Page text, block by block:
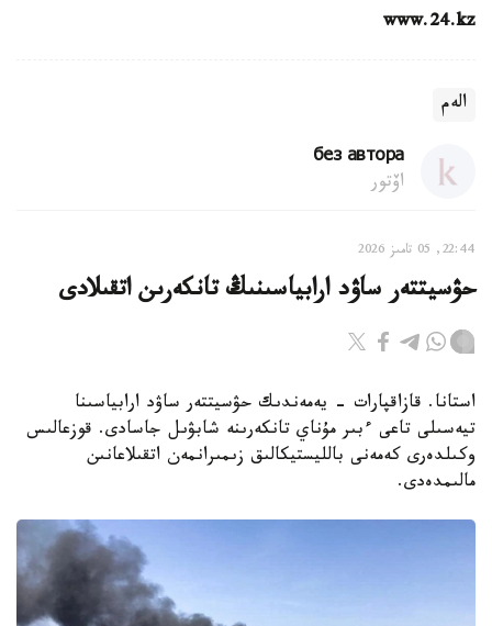
www.24.kz
الەم
без автора
اۆتور
22:44, 05 تامىز 2026
حۋسيتتەر ساۋد ارابياسىنىڭ تانكەرىن اتقىلادى
استانا. قازاقپارات - يەمەندىك حۋسيتتەر ساۋد ارابياسىنا
تيەسىلى تاعى ءبىر مۇناي تانكەرىنە شابۋىل جاسادى. قوزعالىس
وكىلدەرى كەمەنى بالليستيكالىق زىمىرانمەن اتقىلاعانىن
مالىمدەدى.